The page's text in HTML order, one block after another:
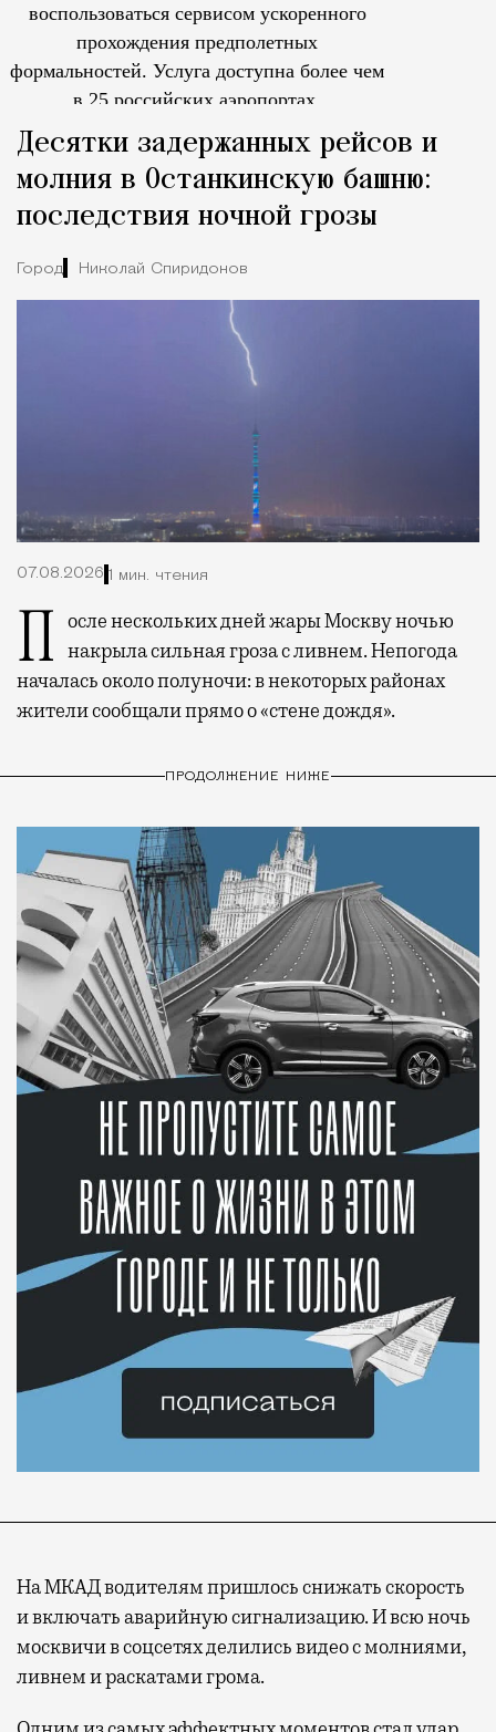
воспользоваться сервисом ускоренного
прохождения предполетных
формальностей. Услуга доступна более чем
в 25 российских аэропортах.
Десятки задержанных рейсов и
молния в Останкинскую башню:
последствия ночной грозы
Город Николай Спиридонов
07.08.2026 1 мин. чтения
После нескольких дней жары Москву ночью накрыла сильная гроза с ливнем. Непогода
началась около полуночи: в некоторых районах
жители сообщали прямо о «стене дождя».
ПРОДОЛЖЕНИЕ НИЖЕ
На МКАД водителям пришлось снижать скорость
и включать аварийную сигнализацию. И всю ночь
москвичи в соцсетях делились видео с молниями,
ливнем и раскатами грома.